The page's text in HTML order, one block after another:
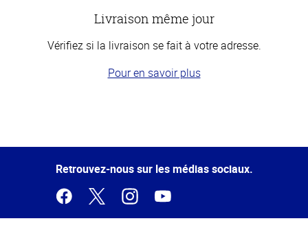
Livraison même jour
Vérifiez si la livraison se fait à votre adresse.
Pour en savoir plus
de la
Retrouvez-nous sur les médias sociaux.